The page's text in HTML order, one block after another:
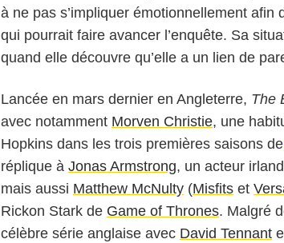
à ne pas s’impliquer émotionnellement
qui pourrait faire avancer l’enquête. Sa
quand elle découvre qu’elle a un lien de
Lancée en mars dernier en Angleterre, The
avec notamment Morven Christie, une
Hopkins dans les trois premières saisons de
réplique à Jonas Armstrong, un acteur
mais aussi Matthew McNulty (Misfits et
Rickon Stark de Game of Thrones. Malgré
célèbre série anglaise avec David Tennant